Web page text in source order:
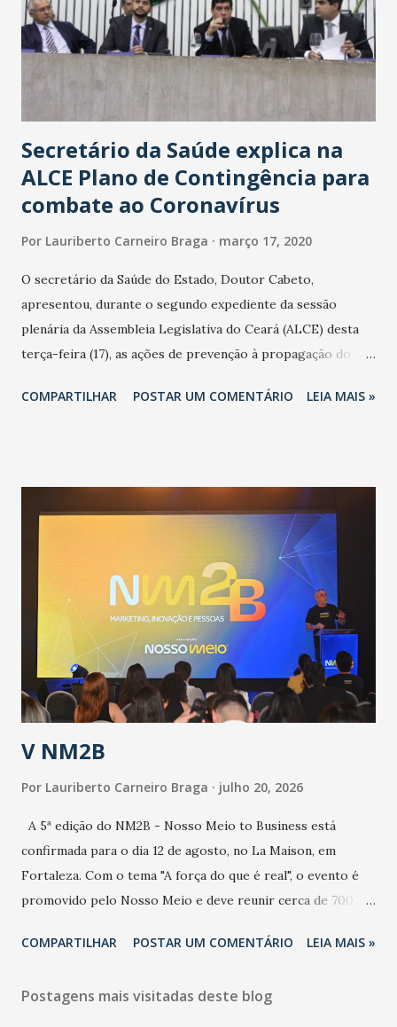
Secretário da Saúde explica na
ALCE Plano de Contingência para
combate ao Coronavírus
Por Lauriberto Carneiro Braga março 17, 2020
O secretário da Saúde do Estado, Doutor Cabeto,
apresentou, durante o segundo expediente da sessão
plenária da Assembleia Legislativa do Ceará (ALCE) desta
terça-feira (17), as ações de prevenção à propagação do
adotadas pelo Governo do Estado na contenção da
população suspeita e de cuidados com os ambientes
públicos e domiciliares. “Nós não estamos vivendo uma
epidemia comum, como temos em todos os anos, com
aumento de casos de dengue, influenza ou H1N1. Trata-se
de uma epidemia com um vírus diferente, com um poder de
contaminação maior que outros coronavírus”, apontou o
secretário. Segundo ele, é uma epidemia com chance de
contaminação alta, podendo gerar um grande risco à
população e ao sistema de saúde. “Precisamos saber fazer a
estratificação do risco da doença, para não so...
COMPARTILHAR POSTAR UM COMENTÁRIO LEIA MAIS »
V NM2B
Por Lauriberto Carneiro Braga julho 20, 2026
A 5ª edição do NM2B - Nosso Meio to Business está
confirmada para o dia 12 de agosto, no La Maison, em
Fortaleza. Com o tema "A força do que é real", o evento é
promovido pelo Nosso Meio e deve reunir cerca de 700
e lideranças do Mercado Nacional. Desde 2022, o NM2B
de negócios do Nordeste, reunindo profissionais de marcas
COMPARTILHAR POSTAR UM COMENTÁRIO LEIA MAIS »
Postagens mais visitadas deste blog